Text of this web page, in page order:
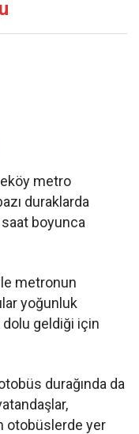
metro
duraklarda
boyunca
metronun
yoğunluk
geldiği için
durağında da
otobüslerde yer